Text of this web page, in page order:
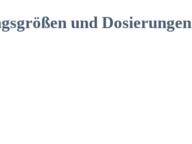
und Dosierungen